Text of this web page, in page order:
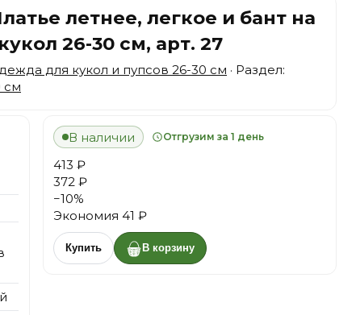
летнее, легкое и бант на
26-30 см, арт. 27
для кукол и пупсов 26-30 см · Раздел:
см
В наличии Отгрузим за 1 день
413 ₽
372 ₽
−10%
Экономия 41 ₽
Купить В корзину